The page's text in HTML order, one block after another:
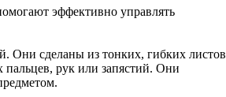
эффективно управлять
Они сделаны из тонких, гибких листов
рук или запястий. Они